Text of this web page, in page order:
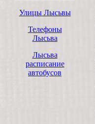
Улицы Лысьвы
Телефоны
Лысьва
Лысьва
расписание
автобусов